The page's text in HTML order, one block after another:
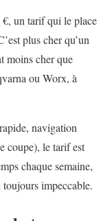
un tarif qui le place
plus cher qu’un
moins cher que
ou Worx, à
navigation
coupe), le tarif est
chaque semaine,
impeccable.